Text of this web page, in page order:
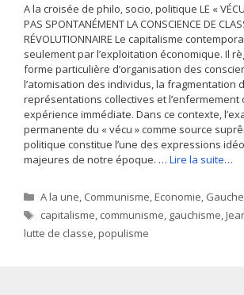
A la croisée de philo, socio, politique LE « VÉCU
PAS SPONTANÉMENT LA CONSCIENCE DE
RÉVOLUTIONNAIRE Le capitalisme
seulement par l’exploitation économique. Il
forme particulière d’organisation des
l’atomisation des individus, la fragmentation
représentations collectives et l’enfermement
expérience immédiate. Dans ce contexte,
permanente du « vécu » comme source
politique constitue l’une des expressions
majeures de notre époque. … Lire la suite…
Catégories
A la une, Communisme,Economie, Gauche
Étiquettes
capitalisme, communisme, gauchisme,
lutte de classe,populisme